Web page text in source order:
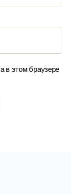
в этом браузере